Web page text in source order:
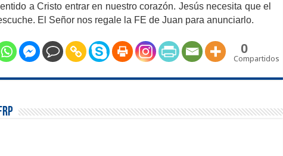
a Cristo entrar en nuestro corazón. Jesús necesita que el
El Señor nos regale la FE de Juan para anunciarlo.
0
Compartidos